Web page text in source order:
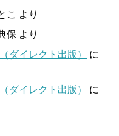
こ より
保 より
ダイレクト出版）
に
ダイレクト出版）
に